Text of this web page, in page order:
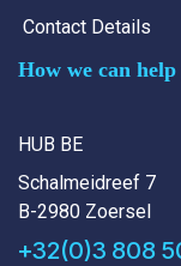
Contact Details
How we can help
HUB BE
Schalmeidreef 7
B-2980 Zoersel
+32(0)3 808